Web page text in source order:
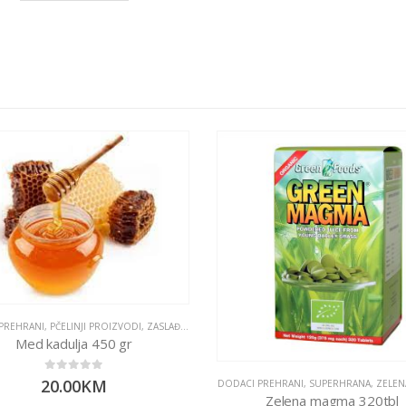
, PČELINJI PROIZVODI, ZASLAĐIVAČI
Med kadulja 450 gr
0 out of 5
20.00KM DODACI PREHRANI, SUPERHRANA,
Zelena magma 320tbl